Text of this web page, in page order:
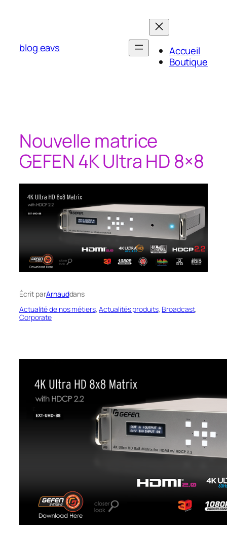
blog eavs
Accueil
Boutique
Nouvelle matrice
GEFEN 4K Ultra HD 8×8
Écrit parArnauddans
Actualité de nos métiers, Actualités produits, Broadcast
Corporate